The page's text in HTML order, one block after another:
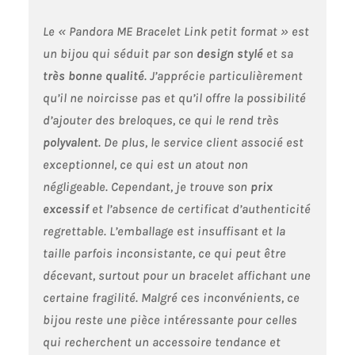
personnel, vos
souvenirs et vos
moments précieux
Conçus pour être
portés au quotidien :
Légers et polyvalents,
bracelets se portent
facilement du jour au
soir et complètent
décontractées que les
looks plus habillés
Collection de bijoux
bracelets Pandora
sont conçus pour
encourager
travers des pièces
Le « Pandora ME Bracelet Link petit format » est
un bijou qui séduit par son design styléet sa
très bonne qualité. J’apprécie particulièrement
qu’il ne noircisse pas et qu’il offre la possibilité
d’ajouter des breloques, ce qui le rend très
polyvalent. De plus, le service client associé est
exceptionnel, ce qui est un atout non
négligeable. Cependant, je trouve son prix
excessifet l’absence de certificat d’authenticité
regrettable. L’emballage est insuffisant et la
taille parfois inconsistante, ce qui peut être
décevant, surtout pour un bracelet affichant une
certaine fragilité. Malgré ces inconvénients, ce
bijou reste une pièce intéressante pour celles
qui recherchent un accessoire tendance et